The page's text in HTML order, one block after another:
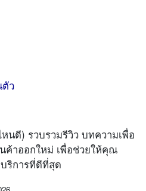
ว
หนดี) รวบรวมรีวิว บทความเพื่อ
ค้าออกใหม่ เพื่อช่วยให้คุณ
ริการที่ดีที่สุด